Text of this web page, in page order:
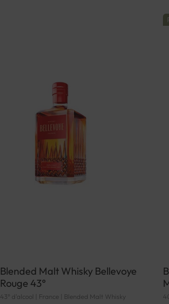
Blended Malt Whisky Bellevoye
Rouge 43°
43° d'alcool | France | Blended Malt Whisky